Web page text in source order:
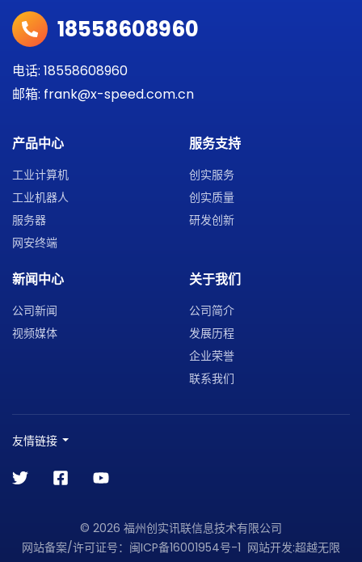
18558608960
电话: 18558608960
邮箱: frank@x-speed.com.cn
产品中心
工业计算机
工业机器人
服务器
网安终端
服务支持
创实服务
创实质量
研发创新
新闻中心
公司新闻
视频媒体
关于我们
公司简介
发展历程
企业荣誉
联系我们
友情链接
© 2026 福州创实讯联信息技术有限公司
网站备案/许可证号： 闽ICP备16001954号-1 网站开发:超越无限